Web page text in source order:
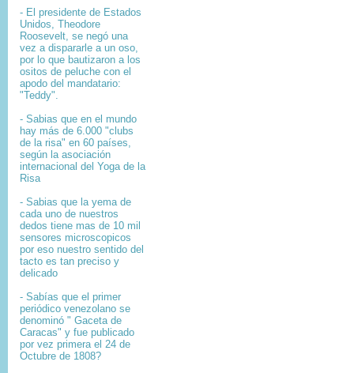
- El presidente de Estados
Unidos, Theodore
Roosevelt, se negó una
vez a dispararle a un oso,
por lo que bautizaron a los
ositos de peluche con el
apodo del mandatario:
"Teddy".
- Sabias que en el mundo
hay más de 6.000 "clubs
de la risa" en 60 países,
según la asociación
internacional del Yoga de la
Risa
- Sabias que la yema de
cada uno de nuestros
dedos tiene mas de 10 mil
sensores microscopicos
por eso nuestro sentido del
tacto es tan preciso y
delicado
- Sabías que el primer
periódico venezolano se
denominó " Gaceta de
Caracas" y fue publicado
por vez primera el 24 de
Octubre de 1808?